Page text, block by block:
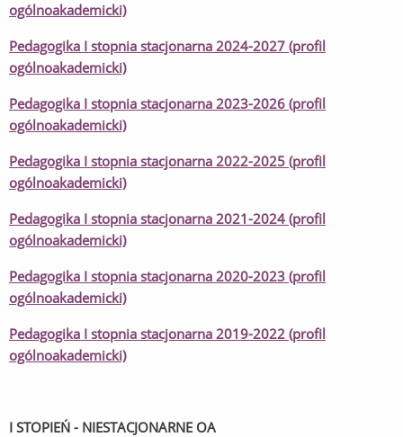
ogólnoakademicki)
Pedagogika I stopnia stacjonarna 2024-2027 (profil
ogólnoakademicki)
Pedagogika I stopnia stacjonarna 2023-2026 (profil
ogólnoakademicki)
Pedagogika I stopnia stacjonarna 2022-2025 (profil
ogólnoakademicki)
Pedagogika I stopnia stacjonarna 2021-2024 (profil
ogólnoakademicki)
Pedagogika I stopnia stacjonarna 2020-2023 (profil
ogólnoakademicki)
Pedagogika I stopnia stacjonarna 2019-2022 (profil
ogólnoakademicki)
I STOPIEŃ - NIESTACJONARNE OA